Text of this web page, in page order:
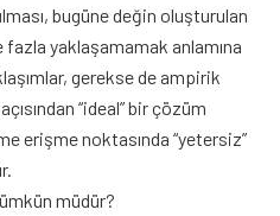
bugüne değin oluşturulan
fazla yaklaşamamak anlamına
gerekse de ampirik
“ideal” bir çözüm
erişme noktasında “yetersiz”
müdür?